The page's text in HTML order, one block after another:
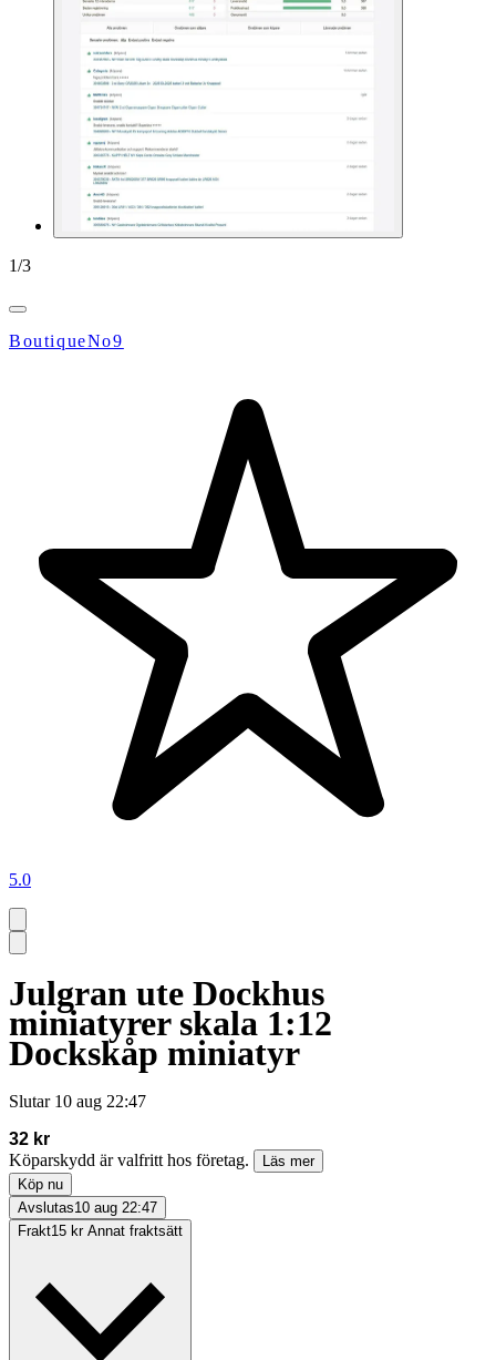
1/3
BoutiqueNo9
5.0
Julgran ute Dockhus
miniatyrer skala 1:12
Dockskåp miniatyr
Slutar 10 aug 22:47
32 kr
Köparskydd är valfritt hos företag.
Läs mer
Köp nu
Avslutas10 aug 22:47
Frakt15 kr Annat fraktsätt